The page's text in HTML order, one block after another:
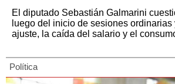
El diputado Sebastián Galmarini
luego del inicio de sesiones ordinarias
ajuste, la caída del salario y el
Política